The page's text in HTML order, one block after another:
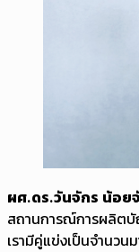
ผศ.ดร.วันจักร น้อย
สถานการณ์การผลิตบั
เรามีคู่แข่งเป็นจำนว